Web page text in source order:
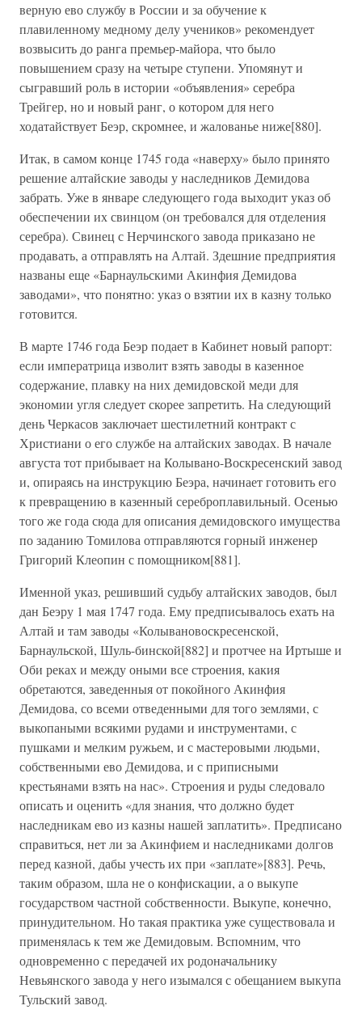
верную ево службу в России и за обучение к
плавиленному медному делу учеников» рекомендует
возвысить до ранга премьер-майора, что было
повышением сразу на четыре ступени. Упомянут и
сыгравший роль в истории «объявления» серебра
Трейгер, но и новый ранг, о котором для него
ходатайствует Беэр, скромнее, и жалованье ниже[880].
Итак, в самом конце 1745 года «наверху» было принято
решение алтайские заводы у наследников Демидова
забрать. Уже в январе следующего года выходит указ об
обеспечении их свинцом (он требовался для отделения
серебра). Свинец с Нерчинского завода приказано не
продавать, а отправлять на Алтай. Здешние предприятия
названы еще «Барнаульскими Акинфия Демидова
заводами», что понятно: указ о взятии их в казну только
готовится.
В марте 1746 года Беэр подает в Кабинет новый рапорт:
если императрица изволит взять заводы в казенное
содержание, плавку на них демидовской меди для
экономии угля следует скорее запретить. На следующий
день Черкасов заключает шестилетний контракт с
Христиани о его службе на алтайских заводах. В начале
августа тот прибывает на Колывано-Воскресенский завод
и, опираясь на инструкцию Беэра, начинает готовить его
к превращению в казенный сереброплавильный. Осенью
того же года сюда для описания демидовского имущества
по заданию Томилова отправляются горный инженер
Григорий Клеопин с помощником[881].
Именной указ, решивший судьбу алтайских заводов, был
дан Беэру 1 мая 1747 года. Ему предписывалось ехать на
Алтай и там заводы «Колывановоскресенской,
Барнаульской, Шуль-бинской[882] и протчее на Иртыше и
Оби реках и между оными все строения, какия
обретаются, заведенныя от покойного Акинфия
Демидова, со всеми отведенными для того землями, с
выкопаными всякими рудами и инструментами, с
пушками и мелким ружьем, и с мастеровыми людьми,
собственными ево Демидова, и с приписными
крестьянами взять на нас». Строения и руды следовало
описать и оценить «для знания, что должно будет
наследникам ево из казны нашей заплатить». Предписано
справиться, нет ли за Акинфием и наследниками долгов
перед казной, дабы учесть их при «заплате»[883]. Речь,
таким образом, шла не о конфискации, а о выкупе
государством частной собственности. Выкупе, конечно,
принудительном. Но такая практика уже существовала и
применялась к тем же Демидовым. Вспомним, что
одновременно с передачей их родоначальнику
Невьянского завода у него изымался с обещанием выкупа
Тульский завод.